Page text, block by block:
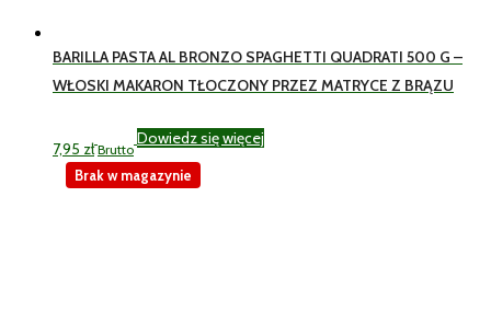
BARILLA PASTA AL BRONZO SPAGHETTI QUADRATI 500 G –
WŁOSKI MAKARON TŁOCZONY PRZEZ MATRYCE Z BRĄZU
7,95 zł Brutto
Dowiedz się więcej
Brak w magazynie